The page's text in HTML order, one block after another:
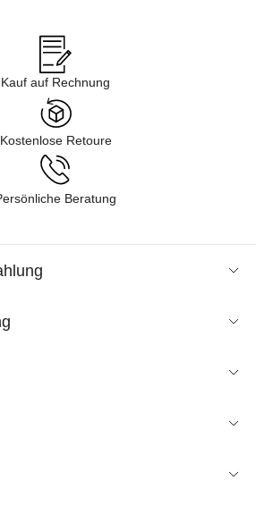
Homewear bis zur Nachtwäsche. Lassen
inspirieren und finden Sie neue
Kleiderschrank. Tauchen Sie ein in
lassen Sie sich exklusive Mode
Wir sind gespannt, was Sie
Kauf auf Rechnung
Kostenlose Retoure
Beratung